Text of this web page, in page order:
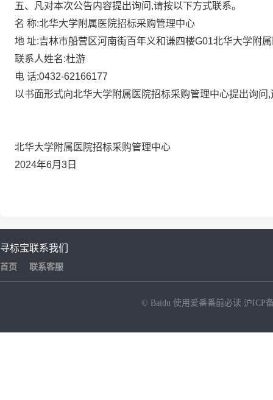
五、凡对本次公告内容提出询问,请按以下方式联系。
名 称:北华大学附属医院招标采购管理中心
地 址:吉林市船营区河南街百年义和谦四楼G01北华大学附
联系人姓名:杜游
电 话:0432-62166177
以书面形式向北华大学附属医院招标采购管理中心提出询问
北华大学附属医院招标采购管理中心
2024年6月3日
寻标宝
首页
联系我们
联系客服
© Baidu 使用爱番番前必读 沪ICP